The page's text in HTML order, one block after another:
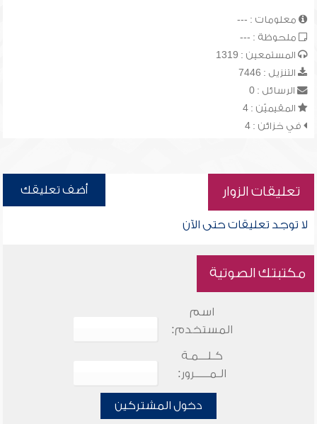
معلومات : ---
ملحوظة : ---
المستمعين : 1319
التنزيل : 7446
الرسائل : 0
المقيميّن : 4
في خزائن : 4
تعليقات الزوار أضف تعليقك
لا توجد تعليقات حتى الآن
مكتبتك الصوتية
اسم
المستخدم:
كـلـــمـة
الـمـــــرور:
دخول المشتركين